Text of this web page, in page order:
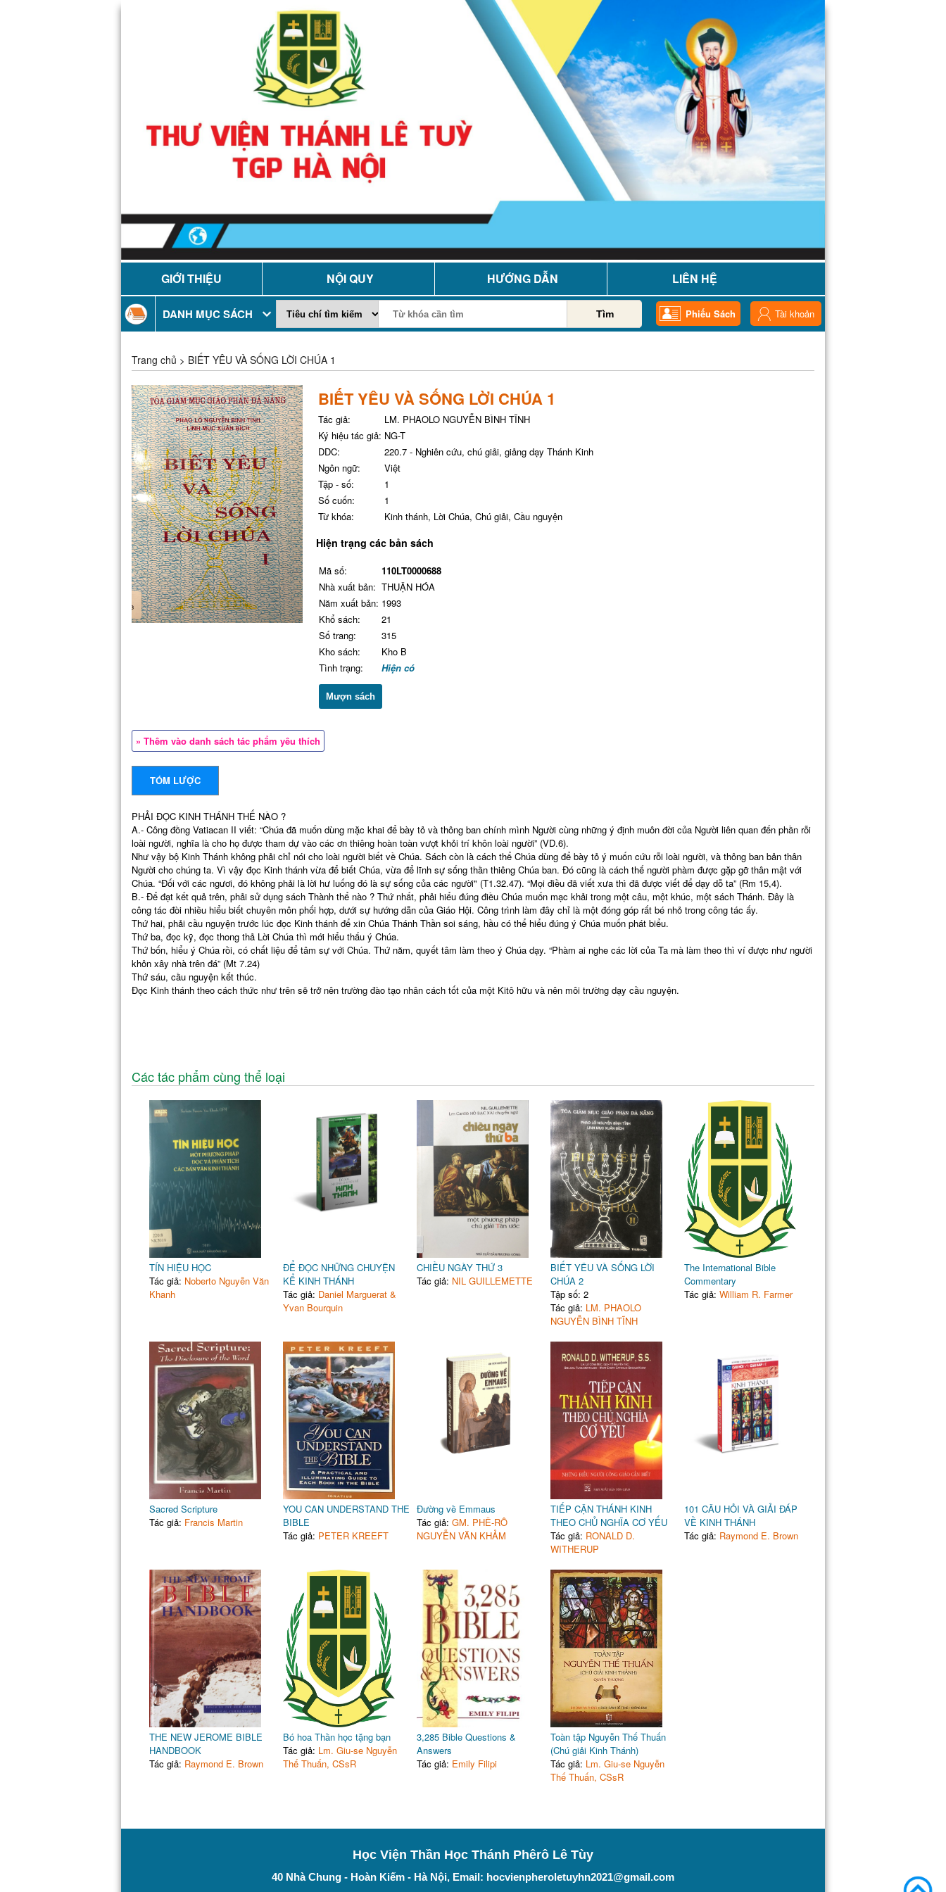
GIỚI THIỆU NỘI QUY HƯỚNG DẪN LIÊN HỆ
DANH MỤC SÁCH Tìm Phiếu Sách Tài khoản
Trang chủ BIẾT YÊU VÀ SỐNG LỜI CHÚA 1
BIẾT YÊU VÀ SỐNG LỜI CHÚA 1
Tác giả:
LM. PHAOLO NGUYỄN BÌNH TĨNH
Ký hiệu tác giả: NG-T
DDC:
220.7 - Nghiên cứu, chú giải, giảng dạy Thánh Kinh
Ngôn ngữ:
Việt
Tập - số:
1
Số cuốn:
1
Từ khóa:
Kinh thánh, Lời Chúa, Chú giải, Cầu nguyện
Hiện trạng các bản sách
Mã số:
110LT0000688
Nhà xuất bản: THUẬN HÓA
Năm xuất bản: 1993
Khổ sách:
21
Số trang:
315
Kho sách:
Kho B
Tình trạng:
Hiện có
Mượn sách
» Thêm vào danh sách tác phẩm yêu thích
TÓM LƯỢC
PHẢI ĐỌC KINH THÁNH THẾ NÀO ?
A.- Công đồng Vatiacan II viết: “Chúa đã muốn dùng mặc khai để bày tỏ và thông ban chính mình Người cùng những ý định muôn đời của Người liên quan đến phần rỗi
loài người, nghĩa là cho họ được tham dự vào các ơn thiêng hoàn toàn vượt khỏi trí khôn loài người” (VD.6).
Như vậy bộ Kinh Thánh không phải chỉ nói cho loài người biết về Chúa. Sách còn là cách thể Chúa dùng để bày tỏ ý muốn cứu rỗi loài người, và thông ban bản thân
Người cho chúng ta. Vì vậy đọc Kinh thánh vừa để biết Chúa, vừa để lĩnh sự sống thần thiêng Chúa ban. Đó cũng là cách thế người phàm được gặp gỡ thân mật với
Chúa. “Đối với các ngươi, đó không phải là lời hư luống đó là sự sống của các người" (T1.32.47). “Mọi điều đã viết xưa thì đã được viết để dạy dỗ ta” (Rm 15,4).
B.- Để đạt kết quả trên, phải sử dụng sách Thành thể nào ? Thứ nhất, phải hiểu đúng điều Chúa muốn mạc khải trong một câu, một khúc, một sách Thánh. Đây là
công tác đòi nhiều hiểu biết chuyên môn phối hợp, dưới sự hướng dẫn của Giáo Hội. Công trình làm đây chỉ là một đóng góp rất bé nhỏ trong công tác ấy.
Thứ hai, phải cầu nguyện trước lúc đọc Kinh thánh để xin Chúa Thánh Thần soi sáng, hầu có thể hiểu đúng ý Chúa muốn phát biểu.
Thứ ba, đọc kỹ, đọc thong thả Lời Chúa thì mới hiểu thấu ý Chúa.
Thứ bốn, hiểu ý Chúa rồi, có chất liệu để tâm sự với Chúa. Thứ năm, quyết tâm làm theo ý Chúa dạy. “Phàm ai nghe các lời của Ta mà làm theo thì ví được như người
khôn xây nhà trên đá” (Mt 7.24)
Thứ sáu, cầu nguyện kết thúc.
Đọc Kinh thánh theo cách thức như trên sẽ trở nên trường đào tạo nhân cách tốt của một Kitô hữu và nên môi trường dạy cầu nguyện.
Các tác phẩm cùng thể loại
TÍN HIỆU HỌC
Tác giả: Noberto Nguyễn Văn
Khanh
ĐỂ ĐỌC NHỮNG CHUYỆN
KỂ KINH THÁNH
Tác giả: Daniel Marguerat &
Yvan Bourquin
CHIỀU NGÀY THỨ 3
Tác giả: NIL GUILLEMETTE
BIẾT YÊU VÀ SỐNG LỜI
CHÚA 2
Tập số: 2
Tác giả: LM. PHAOLO
NGUYỄN BÌNH TĨNH
The International Bible
Commentary
Tác giả: William R. Farmer
Sacred Scripture
Tác giả: Francis Martin
YOU CAN UNDERSTAND THE
BIBLE
Tác giả: PETER KREEFT
Đường về Emmaus
Tác giả: GM. PHÊ-RÔ
NGUYỄN VĂN KHẢM
TIẾP CẬN THÁNH KINH
THEO CHỦ NGHĨA CƠ YẾU
Tác giả: RONALD D.
WITHERUP
101 CÂU HỎI VÀ GIẢI ĐÁP
VỀ KINH THÁNH
Tác giả: Raymond E. Brown
THE NEW JEROME BIBLE
HANDBOOK
Tác giả: Raymond E. Brown
Bó hoa Thần học tặng bạn
Tác giả: Lm. Giu-se Nguyễn
Thế Thuấn, CSsR
3,285 Bible Questions &
Answers
Tác giả: Emily Filipi
Toàn tập Nguyễn Thế Thuấn
(Chú giải Kinh Thánh)
Tác giả: Lm. Giu-se Nguyễn
Thế Thuấn, CSsR
Học Viện Thần Học Thánh Phêrô Lê Tùy
40 Nhà Chung - Hoàn Kiếm - Hà Nội, Email: hocvienpheroletuyhn2021@gmail.com